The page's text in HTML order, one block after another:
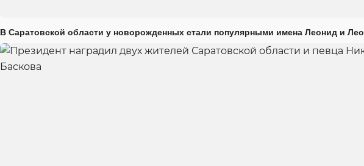
В Саратовской области у новорожденных стали популярными имена Леонид и Лео